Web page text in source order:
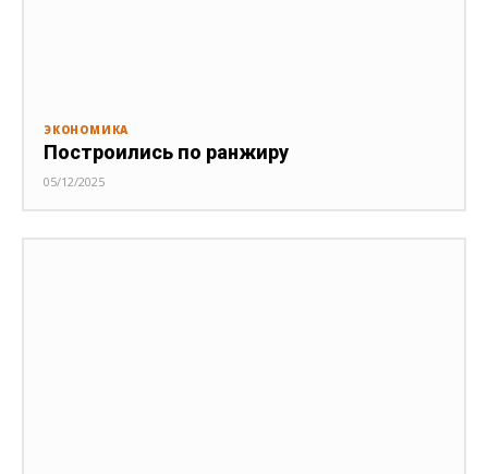
ЭКОНОМИКА
Построились по ранжиру
05/12/2025